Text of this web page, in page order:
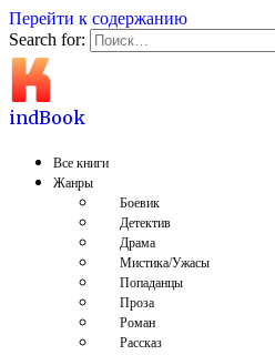
Перейти к содержанию
Search for:
indBook
Все книги
Жанры
Боевик
Детектив
Драма
Мистика/Ужасы
Попаданцы
Проза
Роман
Рассказ